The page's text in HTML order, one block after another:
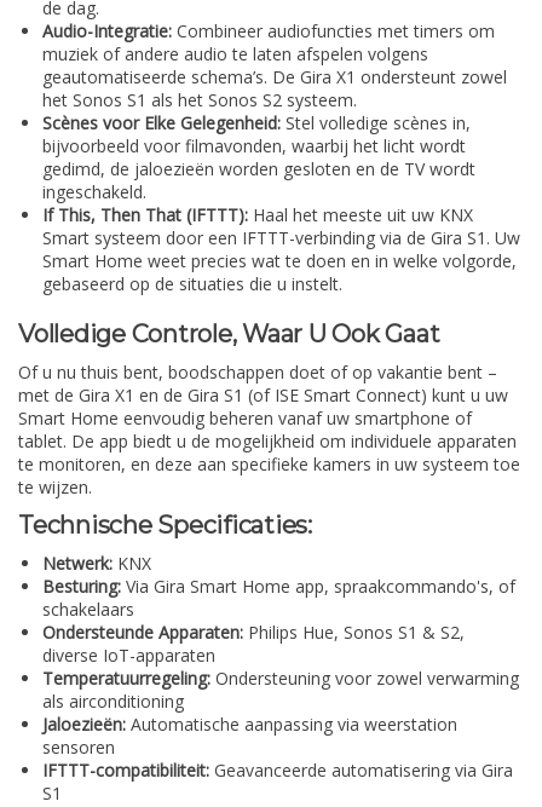
de dag.
Audio-Integratie: Combineer audiofuncties met timers om
muziek of andere audio te laten afspelen volgens
geautomatiseerde schema’s. De Gira X1 ondersteunt zowel
het Sonos S1 als het Sonos S2 systeem.
Scènes voor Elke Gelegenheid: Stel volledige scènes in,
bijvoorbeeld voor filmavonden, waarbij het licht wordt
gedimd, de jaloezieën worden gesloten en de TV wordt
ingeschakeld.
If This, Then That (IFTTT): Haal het meeste uit uw KNX
Smart systeem door een IFTTT-verbinding via de Gira S1. Uw
Smart Home weet precies wat te doen en in welke volgorde,
gebaseerd op de situaties die u instelt.
Volledige Controle, Waar U Ook Gaat
Of u nu thuis bent, boodschappen doet of op vakantie bent –
met de Gira X1 en de Gira S1 (of ISE Smart Connect) kunt u uw
Smart Home eenvoudig beheren vanaf uw smartphone of
tablet. De app biedt u de mogelijkheid om individuele apparaten
te monitoren, en deze aan specifieke kamers in uw systeem toe
te wijzen.
Technische Specificaties:
Netwerk: KNX
Besturing: Via Gira Smart Home app, spraakcommando's, of
schakelaars
Ondersteunde Apparaten: Philips Hue, Sonos S1 & S2,
diverse IoT-apparaten
Temperatuurregeling: Ondersteuning voor zowel verwarming
als airconditioning
Jaloezieën: Automatische aanpassing via weerstation
sensoren
IFTTT-compatibiliteit: Geavanceerde automatisering via Gira
S1